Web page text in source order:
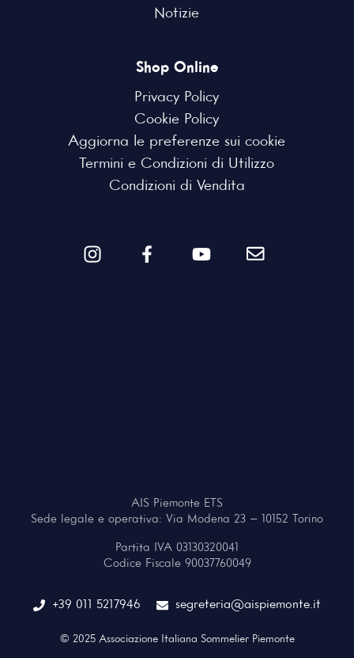
Notizie
Shop Online
Privacy Policy
Cookie Policy
Aggiorna le preferenze sui cookie
Termini e Condizioni di Utilizzo
Condizioni di Vendita
AIS Piemonte ETS
Sede legale e operativa: Via Modena 23 – 10152 Torino
Partita IVA 03130320041
Codice Fiscale 90037760049
+39 011 5217946 segreteria@aispiemonte.it
© 2025 Associazione Italiana Sommelier Piemonte